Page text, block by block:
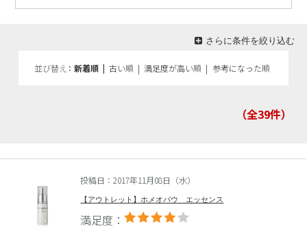
さらに条件を絞り込む
並び替え 新着順 | 古い順 | 満足度が高い順 | 参考になった順
（全39件）
投稿日：2017年11月08日（水）
【アウトレット】ホメオバウ エッセンス
満足度：